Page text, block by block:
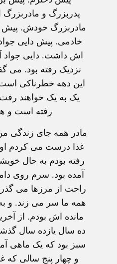
پدربزرگ و
مادربزرگ خودش. پیش
خادمی. پیش دایی
اش داشت. دایی جواد
نزدیک رفته بود. می
این دهه خطرناکی
یک به یک خواهند
رفته است و
مادر همه جای زندگی
غذا درست می کردم او
رفته بودم به حال
آمده بود. سرم روی
راحت از مرزها می
همه ما سر می زند. و
مانده اش بودم. از
ده سال یازده سال
سبز بود که یک ماهی
و چهار پنج سالی